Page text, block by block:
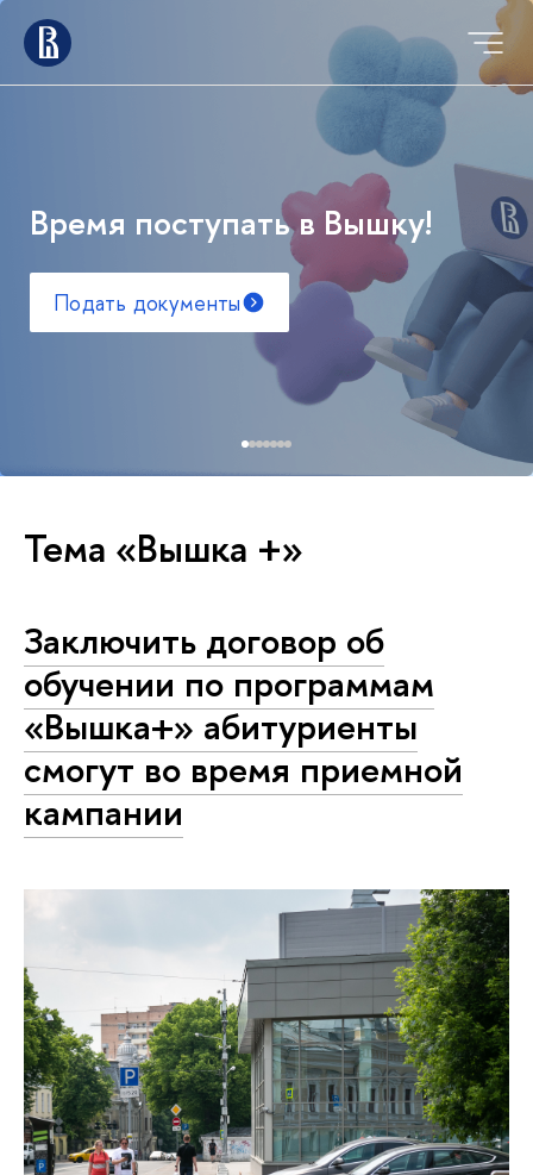
Время поступать в Вышку!
Подать документы
Тема «Вышка +»
Заключить договор об
обучении по программам
«Вышка+» абитуриенты
смогут во время приемной
кампании